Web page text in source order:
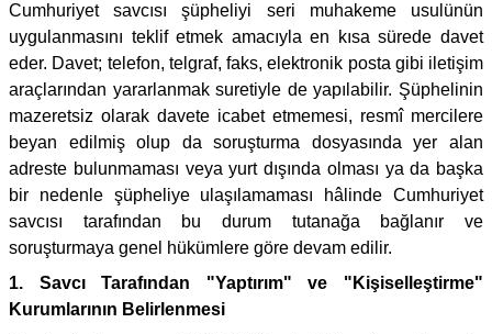
Cumhuriyet savcısı şüpheliyi seri muhakeme usulünün
uygulanmasını teklif etmek amacıyla en kısa sürede davet
eder. Davet; telefon, telgraf, faks, elektronik posta gibi iletişim
araçlarından yararlanmak suretiyle de yapılabilir. Şüphelinin
mazeretsiz olarak davete icabet etmemesi, resmî mercilere
beyan edilmiş olup da soruşturma dosyasında yer alan
adreste bulunmaması veya yurt dışında olması ya da başka
bir nedenle şüpheliye ulaşılamaması hâlinde Cumhuriyet
savcısı tarafından bu durum tutanağa bağlanır ve
soruşturmaya genel hükümlere göre devam edilir.
1. Savcı Tarafından "Yaptırım" ve "Kişiselleştirme"
Kurumlarının Belirlenmesi